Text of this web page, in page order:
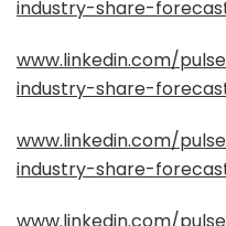
industry-share-
www.linkedin.com/
industry-share-
www.linkedin.com/
industry-share-